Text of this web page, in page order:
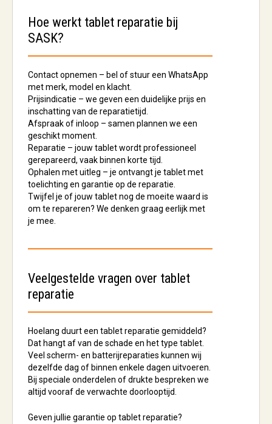
Hoe werkt tablet reparatie bij
SASK?
Contact opnemen – bel of stuur een WhatsApp
met merk, model en klacht.
Prijsindicatie – we geven een duidelijke prijs en
inschatting van de reparatietijd.
Afspraak of inloop – samen plannen we een
geschikt moment.
Reparatie – jouw tablet wordt professioneel
gerepareerd, vaak binnen korte tijd.
Ophalen met uitleg – je ontvangt je tablet met
toelichting en garantie op de reparatie.
Twijfel je of jouw tablet nog de moeite waard is
om te repareren? We denken graag eerlijk met
je mee.
Veelgestelde vragen over tablet
reparatie
Hoelang duurt een tablet reparatie gemiddeld?
Dat hangt af van de schade en het type tablet.
Veel scherm- en batterijreparaties kunnen wij
dezelfde dag of binnen enkele dagen uitvoeren.
Bij speciale onderdelen of drukte bespreken we
altijd vooraf de verwachte doorlooptijd.
Geven jullie garantie op tablet reparatie?